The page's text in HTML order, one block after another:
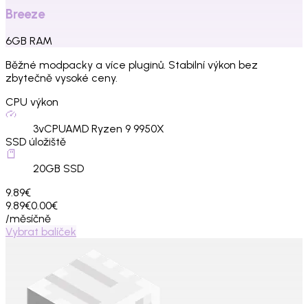
Breeze
6GB RAM
Běžné modpacky a více pluginů. Stabilní výkon bez
zbytečně vysoké ceny.
CPU výkon
3vCPUAMD Ryzen 9 9950X
SSD úložiště
20GB SSD
9.89€
9.89€0.00€
/měsíčně
Vybrat balíček